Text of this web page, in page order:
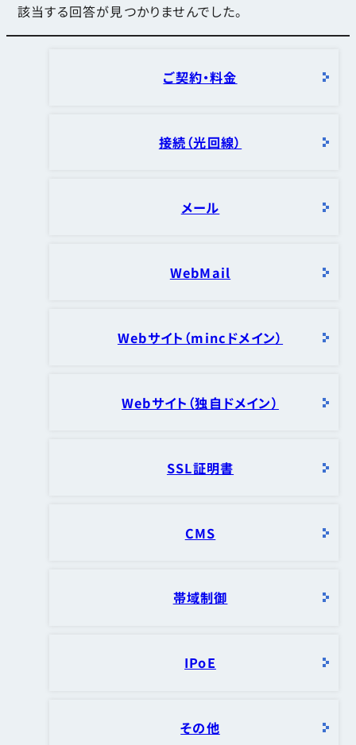
該当する回答が見つかりませんでした。
ご契約・料金
接続（光回線）
メール
WebMail
Webサイト（mincドメイン）
Webサイト（独自ドメイン）
SSL証明書
CMS
帯域制御
IPoE
その他